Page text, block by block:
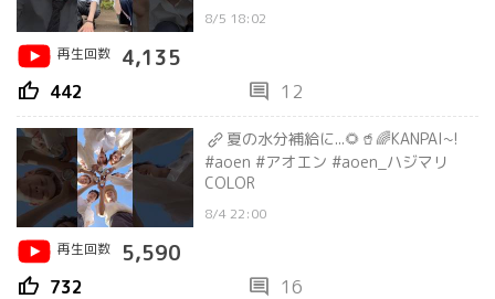
8/5 18:02
再生回数
4,135
thumb_up 442 comment 12
夏の水分補給に...🌻🥤🌈KANPAI~!
#aoen #アオエン #aoen_ハジマリ
COLOR
8/4 22:00
再生回数
5,590
thumb_up 732 comment 16